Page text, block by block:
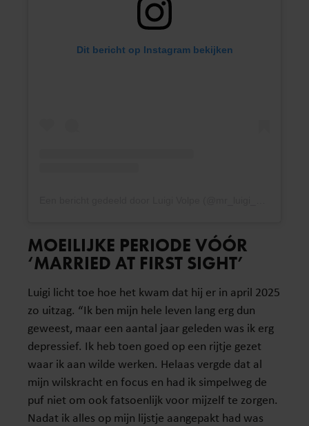
Dit bericht op Instagram bekijken
MOEILIJKE PERIODE VÓÓR
‘MARRIED AT FIRST SIGHT’
Luigi licht toe hoe het kwam dat hij er in april 2025
zo uitzag. “Ik ben mijn hele leven lang erg dun
geweest, maar een aantal jaar geleden was ik erg
depressief. Ik heb toen goed op een rijtje gezet
waar ik aan wilde werken. Helaas vergde dat al
mijn wilskracht en focus en had ik simpelweg de
puf niet om ook fatsoenlijk voor mijzelf te zorgen.
Nadat ik alles op mijn lijstje aangepakt had was